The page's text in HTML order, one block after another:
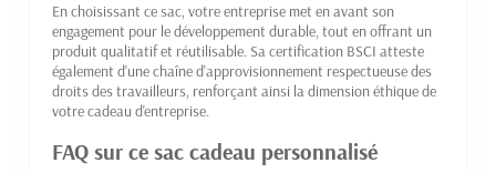
En choisissant ce sac, votre entreprise met en avant son
engagement pour le développement durable, tout en offrant un
produit qualitatif et réutilisable. Sa certification BSCI atteste
également d'une chaîne d'approvisionnement respectueuse des
droits des travailleurs, renforçant ainsi la dimension éthique de
votre cadeau d'entreprise.
FAQ sur ce sac cadeau personnalisé